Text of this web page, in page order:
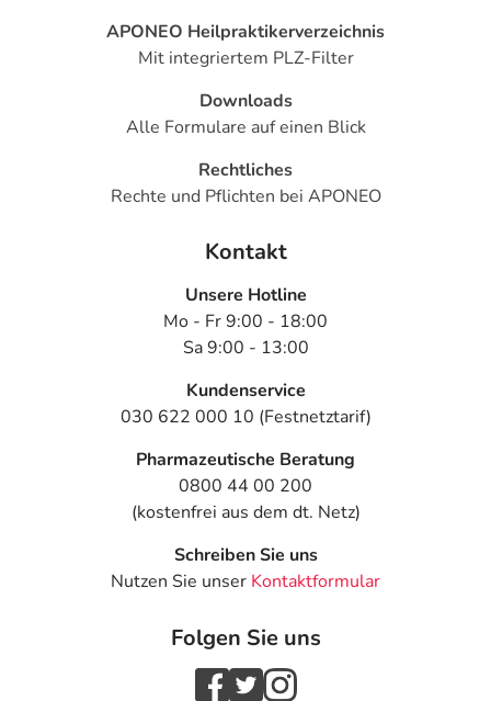
APONEO Heilpraktikerverzeichnis
Mit integriertem PLZ-Filter
Downloads
Alle Formulare auf einen Blick
Rechtliches
Rechte und Pflichten bei APONEO
Kontakt
Unsere Hotline
Mo - Fr 9:00 - 18:00
Sa 9:00 - 13:00
Kundenservice
030 622 000 10 (Festnetztarif)
Pharmazeutische Beratung
0800 44 00 200
(kostenfrei aus dem dt. Netz)
Schreiben Sie uns
Nutzen Sie unser Kontaktformular
Folgen Sie uns